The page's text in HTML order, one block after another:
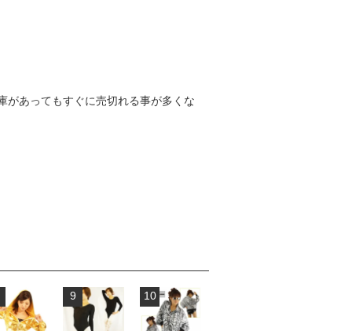
があってもすぐに売切れる事が多くな
9 10